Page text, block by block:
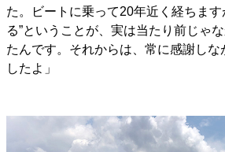
た。ビートに乗って20年近く経ちます
る”ということが、実は当たり前じゃ
たんです。それからは、常に感謝しな
したよ」